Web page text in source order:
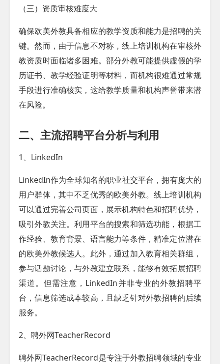
（三）资质审核难度大​
确保欧美外教具备相应的教学资质和能力是招聘的关
键。然而，由于信息不对称，线上培训机构在审核外
教资质时面临诸多困难。部分外教可能提供虚假的学
历证书、教学经验证明等材料，而机构很难通过常规
手段进行准确核实，这给教学质量和机构声誉带来潜
在风险。
二、主流招聘平台分析与利用​
1、LinkedIn​
LinkedIn作为全球知名的职业社交平台，拥有庞大的
用户群体，其中不乏优秀的欧美外教。线上培训机构
可以通过完善公司页面，展示机构特色和招聘优势，
吸引外教关注。利用平台的搜索和筛选功能，根据工
作经验、教育背景、语言能力等条件，精准定位潜在
的欧美外教候选人。此外，通过加入教育相关群组，
参与话题讨论，与外教建立联系，能够有效拓展招聘
渠道。但需注意，LinkedIn并非专业的外教招聘平
台，信息筛选成本较高，且缺乏针对外教招聘的后续
服务。​
2、聘外网TeacherRecord
聘外网TeacherRecord是专注于外教招聘领域的专业